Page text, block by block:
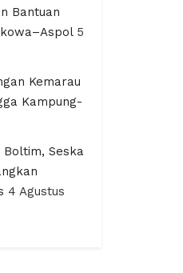
Bantuan
5
Kemarau
Kampung-
Seska
4 Agustus